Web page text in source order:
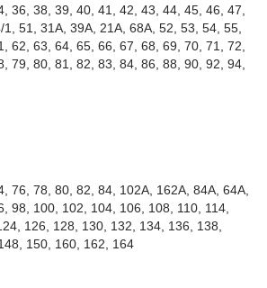
36, 38, 39, 40, 41, 42, 43, 44, 45, 46, 47,
51, 31А, 39А, 21А, 68А, 52, 53, 54, 55,
62, 63, 64, 65, 66, 67, 68, 69, 70, 71, 72,
79, 80, 81, 82, 83, 84, 86, 88, 90, 92, 94,
76, 78, 80, 82, 84, 102А, 162А, 84А, 64А,
98, 100, 102, 104, 106, 108, 110, 114,
126, 128, 130, 132, 134, 136, 138,
150, 160, 162, 164